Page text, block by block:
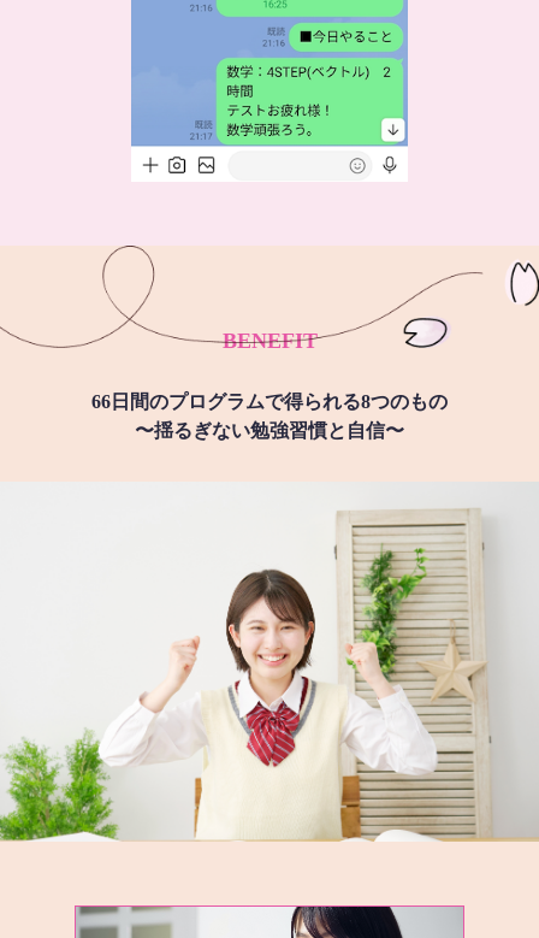
BENEFIT
66日間のプログラムで得られる8つのもの
〜揺るぎない勉強習慣と自信〜